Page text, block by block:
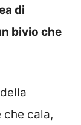
di
bivio che
che cala,